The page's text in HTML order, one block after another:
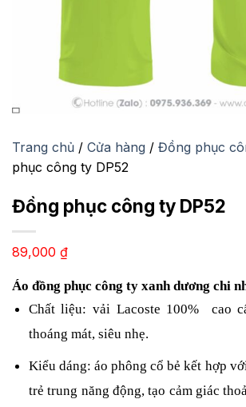
Trang chủ / Cửa hàng / Đồng phục
phục công ty DP52
Đồng phục công ty DP52
89,000 ₫
Áo đồng phục công ty xanh dương chi
Chất liệu: vải Lacoste 100%  cao
thoáng mát, siêu nhẹ.
Kiểu dáng: áo phông cổ bẻ kết hợp
trẻ trung năng động, tạo cảm giác